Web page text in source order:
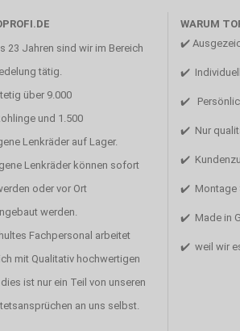
23 Jahren sind wir im Bereich
tätig.
über 9.000
und 1.500
Lenkräder auf Lager.
Lenkräder können sofort
oder vor Ort
werden.
Fachpersonal arbeitet
mit Qualitativ hochwertigen
ist nur ein Teil von unseren
an uns selbst.
WARUM
✔️
✔️
✔️
✔️ Nur
✔️
✔️ Montage
✔️ Made in
✔️ weil wir